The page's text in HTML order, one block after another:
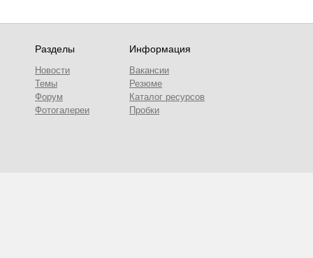
Разделы
Новости
Темы
Форум
Фотогалереи
Информация
Вакансии
Резюме
Каталог ресурсов
Пробки